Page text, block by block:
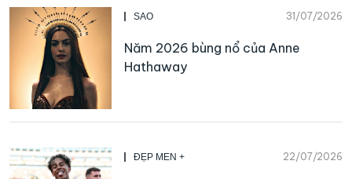
SAO 31/07/2026
Năm 2026 bùng nổ của Anne
Hathaway
ĐẸP MEN + 22/07/2026